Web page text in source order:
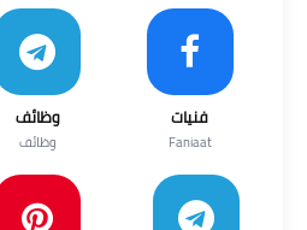
فنيات
Faniaat
وظائف
وظائف